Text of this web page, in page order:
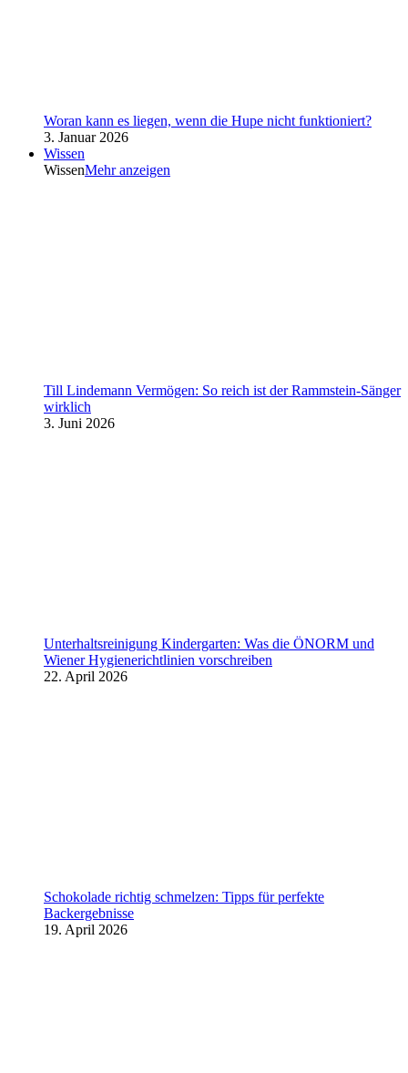
Woran kann es liegen, wenn die Hupe nicht funktioniert?
3. Januar 2026
Wissen
WissenMehr anzeigen
Till Lindemann Vermögen: So reich ist der Rammstein-Sänger
wirklich
3. Juni 2026
Unterhaltsreinigung Kindergarten: Was die ÖNORM und
Wiener Hygienerichtlinien vorschreiben
22. April 2026
Schokolade richtig schmelzen: Tipps für perfekte
Backergebnisse
19. April 2026